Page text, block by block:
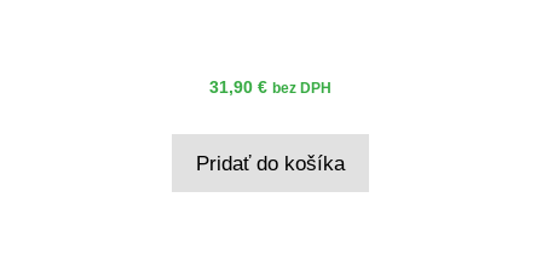
31,90€ bez DPH
Pridať do košíka